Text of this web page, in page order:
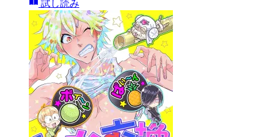
試し読み